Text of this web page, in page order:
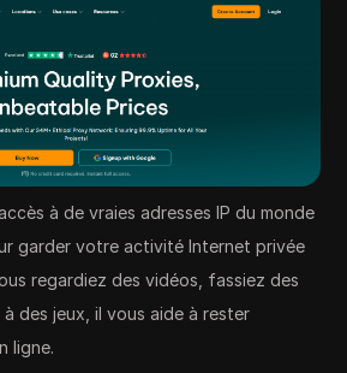
à de vraies adresses IP du monde
garder votre activité Internet privée
regardiez des vidéos, fassiez des
des jeux, il vous aide à rester
ligne.